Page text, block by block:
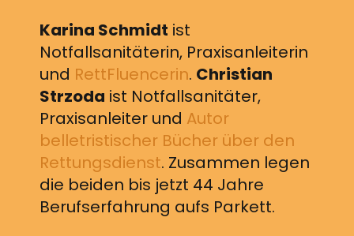
Karina Schmidt ist
Notfallsanitäterin, Praxisanleiterin
und RettFluencerin. Christian
Strzoda ist Notfallsanitäter,
Praxisanleiter und Autor
belletristischer Bücher über den
Rettungsdienst. Zusammen legen
die beiden bis jetzt 44 Jahre
Berufserfahrung aufs Parkett.